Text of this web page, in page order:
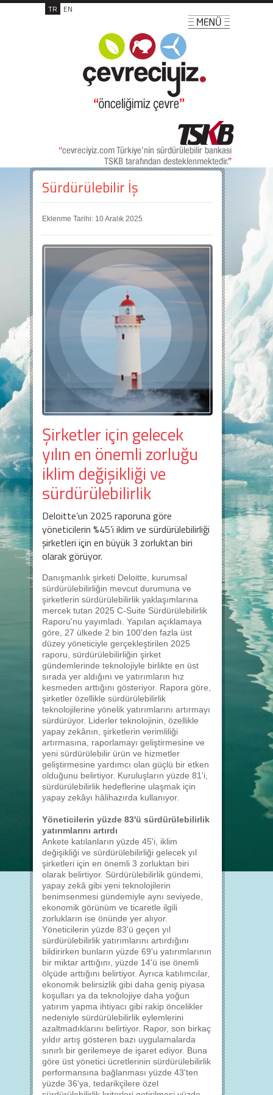
TR EN
Sürdürülebilir İş
Eklenme Tarihi: 10 Aralık 2025
Şirketler için gelecek
yılın en önemli zorluğu
iklim değişikliği ve
sürdürülebilirlik
Deloitte’un 2025 raporuna göre
yöneticilerin %45’i iklim ve sürdürülebilirliği
şirketleri için en büyük 3 zorluktan biri
olarak görüyor.
Danışmanlık şirketi Deloitte, kurumsal
sürdürülebilirliğin mevcut durumuna ve
şirketlerin sürdürülebilirlik yaklaşımlarına
mercek tutan 2025 C-Suite Sürdürülebilirlik
Raporu'nu yayımladı. Yapılan açıklamaya
göre, 27 ülkede 2 bin 100'den fazla üst
düzey yöneticiyle gerçekleştirilen 2025
raporu, sürdürülebilirliğin şirket
gündemlerinde teknolojiyle birlikte en üst
sırada yer aldığını ve yatırımların hız
kesmeden arttığını gösteriyor. Rapora göre,
şirketler özellikle sürdürülebilirlik
teknolojilerine yönelik yatırımlarını artırmayı
sürdürüyor. Liderler teknolojinin, özellikle
yapay zekânın, şirketlerin verimliliği
artırmasına, raporlamayı geliştirmesine ve
yeni sürdürülebilir ürün ve hizmetler
geliştirmesine yardımcı olan güçlü bir etken
olduğunu belirtiyor. Kuruluşların yüzde 81'i,
sürdürülebilirlik hedeflerine ulaşmak için
yapay zekâyı hâlihazırda kullanıyor.
Yöneticilerin yüzde 83'ü sürdürülebilirlik
yatırımlarını artırdı
Ankete katılanların yüzde 45'i, iklim
değişikliği ve sürdürülebilirliği gelecek yıl
şirketleri için en önemli 3 zorluktan biri
olarak belirtiyor. Sürdürülebilirlik gündemi,
yapay zekâ gibi yeni teknolojilerin
benimsenmesi gündemiyle aynı seviyede,
ekonomik görünüm ve ticaretle ilgili
zorlukların ise önünde yer alıyor.
Yöneticilerin yüzde 83'ü geçen yıl
sürdürülebilirlik yatırımlarını artırdığını
bildirirken bunların yüzde 69'u yatırımlarının
bir miktar arttığını, yüzde 14'ü ise önemli
ölçüde arttığını belirtiyor. Ayrıca katılımcılar,
ekonomik belirsizlik gibi daha geniş piyasa
koşulları ya da teknolojiye daha yoğun
yatırım yapma ihtiyacı gibi rakip öncelikler
nedeniyle sürdürülebilirlik eylemlerini
azaltmadıklarını belirtiyor. Rapor, son birkaç
yıldır artış gösteren bazı uygulamalarda
sınırlı bir gerilemeye de işaret ediyor. Buna
göre üst yönetici ücretlerinin sürdürülebilirlik
performansına bağlanması yüzde 43'ten
yüzde 36'ya, tedarikçilere özel